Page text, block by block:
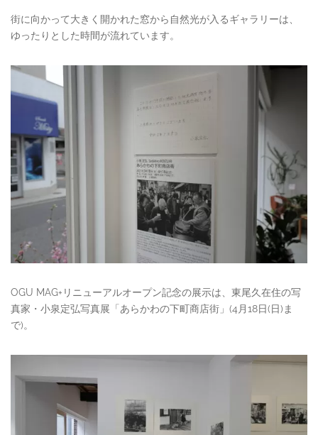
街に向かって大きく開かれた窓から自然光が入るギャラリーは、
ゆったりとした時間が流れています。
OGU MAG+リニューアルオープン記念の展示は、東尾久在住の写
真家・小泉定弘写真展「あらかわの下町商店街」(4月18日(日)ま
で)。